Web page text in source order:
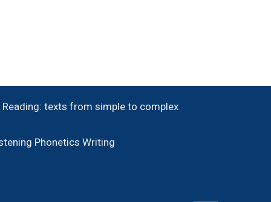
Reading: texts from simple to complex
Phonetics Writing